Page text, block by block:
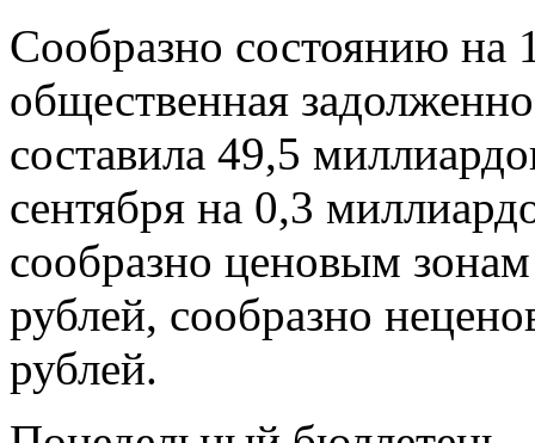
Сообразно состоянию на
общественная
составила 49,5
сентября на 0,3
сообразно ценовым
рублей, сообразно
рублей.